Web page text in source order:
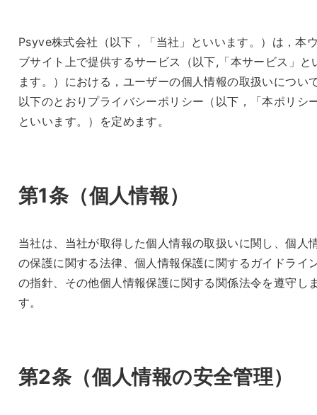
Psyve株式会社（以下，「当社」といいます。）は，本
ブサイト上で提供するサービス（以下,「本サービス」と
ます。）における，ユーザーの個人情報の取扱いについ
以下のとおりプライバシーポリシー（以下，「本ポリシ
といいます。）を定めます。
第1条（個人情報）
当社は、当社が取得した個人情報の取扱いに関し、個人
の保護に関する法律、個人情報保護に関するガイドライ
の指針、その他個人情報保護に関する関係法令を遵守し
す。
第2条（個人情報の安全管理）